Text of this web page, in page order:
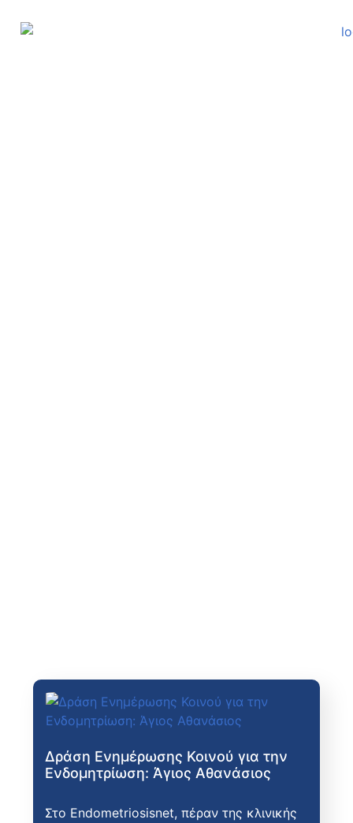
Δράση Ενημέρωσης Κοινού για την
Ενδομητρίωση: Άγιος Αθανάσιος
Στο Endometriosisnet, πέραν της κλινικής